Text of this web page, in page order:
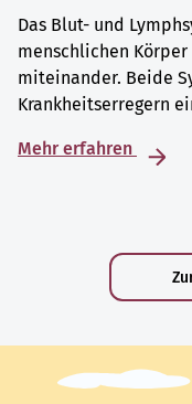
Das Blut- und
menschlichen
miteinander. Beide
Krankheitserregern
Mehr erfahren